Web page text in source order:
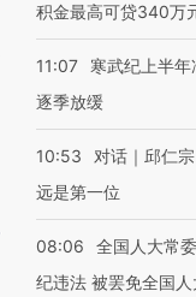
积金最高可贷340万
11:07
寒武纪上半
逐季放缓
10:53
对话｜邱仁
远是第一位
08:06
全国人大常
纪违法 被罢免全国人